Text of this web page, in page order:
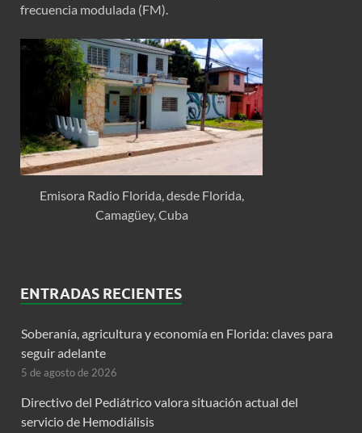
frecuencia modulada (FM).
Emisora Radio Florida, desde Florida,
Camagüey, Cuba
ENTRADAS RECIENTES
Soberanía, agricultura y economía en Florida: claves para
seguir adelante
5 de agosto de 2026
Directivo del Pediátrico valora situación actual del
servicio de Hemodiálisis